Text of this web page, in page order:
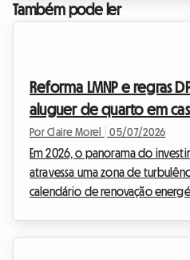
alojamentos turísticos. Contudo,
drásticas está a alterar os
Também pode ler
Reforma LMNP e regras
aluguer de quarto em
o refúgio dos
Por Claire Morel 05/07/2026
Em 2026, o panorama do
atravessa uma zona de
calendário de renovação